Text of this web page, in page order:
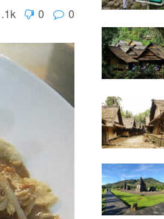
0 0